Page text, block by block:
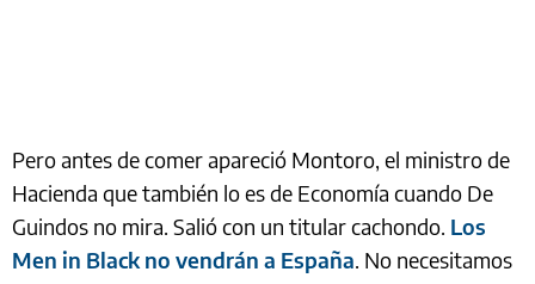
Pero antes de comer apareció Montoro, el ministro de
Hacienda que también lo es de Economía cuando De
Guindos no mira. Salió con un titular cachondo. Los
Men in Black no vendrán a España. No necesitamos